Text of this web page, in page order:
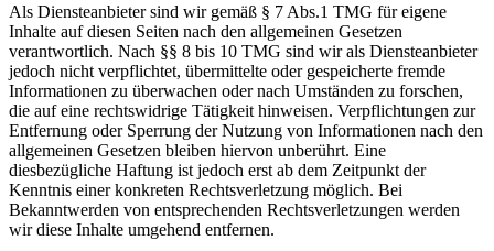
Als Diensteanbieter sind wir gemäß § 7 Abs.1 TMG für eigene
Inhalte auf diesen Seiten nach den allgemeinen Gesetzen
verantwortlich. Nach §§ 8 bis 10 TMG sind wir als Diensteanbieter
jedoch nicht verpflichtet, übermittelte oder gespeicherte fremde
Informationen zu überwachen oder nach Umständen zu forschen,
die auf eine rechtswidrige Tätigkeit hinweisen. Verpflichtungen zur
Entfernung oder Sperrung der Nutzung von Informationen nach den
allgemeinen Gesetzen bleiben hiervon unberührt. Eine
diesbezügliche Haftung ist jedoch erst ab dem Zeitpunkt der
Kenntnis einer konkreten Rechtsverletzung möglich. Bei
Bekanntwerden von entsprechenden Rechtsverletzungen werden
wir diese Inhalte umgehend entfernen.